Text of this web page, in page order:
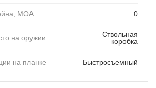
MOA 0
на оружии
Ствольная
коробка
на планке Быстросъемный